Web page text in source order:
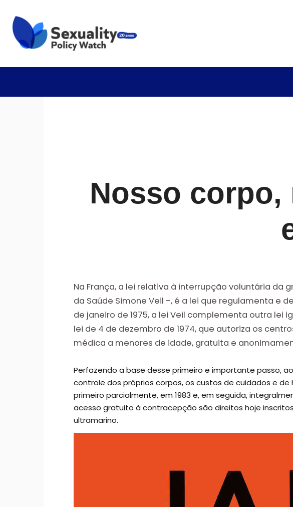
Nosso
Na França, a lei relativa à interrupção voluntária da
da Saúde Simone Veil -, é a lei que regulamenta e
de janeiro de 1975, a lei Veil complementa outra
lei de 4 de dezembro de 1974, que autoriza os
médica a menores de idade, gratuita e
Perfazendo a base desse primeiro e importante passo,
controle dos próprios corpos, os custos de cuidados e
primeiro parcialmente, em 1983 e, em seguida,
acesso gratuito à contracepção são direitos hoje
ultramarino.